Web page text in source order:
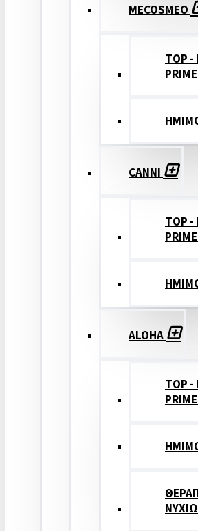
MECOSMEO
TOP -
CANNI
TOP -
ALOHA
TOP -